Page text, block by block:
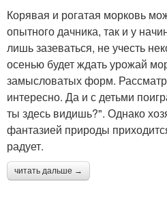
Корявая и рогатая морковь
опытного дачника, так и у
лишь зазеваться, не учесть
осенью будет ждать урожай
замысловатых форм.
интересно. Да и с детьми
ты здесь видишь?". Однако
фантазией природы
радует.
читать дальше →